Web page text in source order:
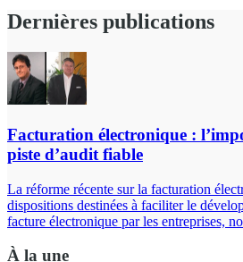
Dernières publications
Facturation électronique :
piste d’audit fiable
La réforme récente sur la facturation
dispositions destinées à faciliter le
facture électronique par les entreprises,
À la une